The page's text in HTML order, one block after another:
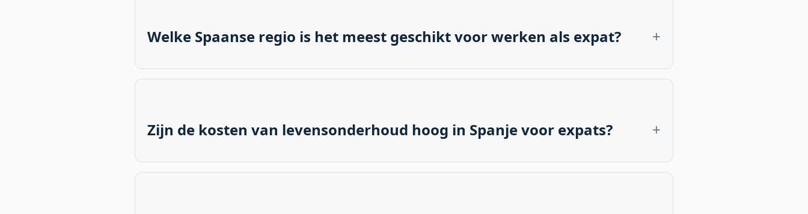
Welke Spaanse regio is het meest geschikt voor werken als expat?
keuzes, vooral in financiën, IT en tech. Aan de k kusten zoals de Costa del Sol en Costa Blanca zijn er veel banen
Zijn de kosten van levensonderhoud hoog in Spanje voor expats?
Europese steden. De kustgebieden en het binnenland zijn over het algemeen betaalbaarder, met lagere prijzen